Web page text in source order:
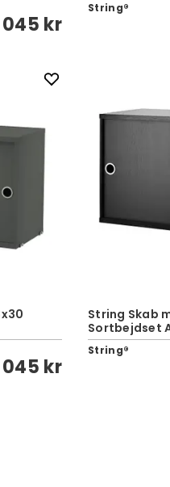
045 kr
String®
045 kr
String Skab
Sortbejdset
String®